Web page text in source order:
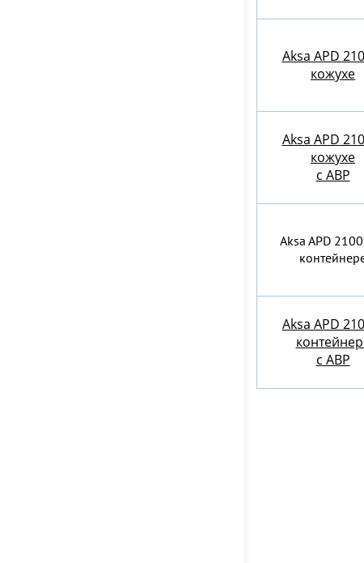
Aksa APD
кожухе
Aksa APD
кожухе
с АВР
Aksa APD
Aksa APD
c АВР